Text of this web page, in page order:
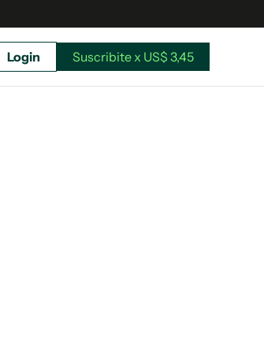
Login Suscribite x US$ 3,45